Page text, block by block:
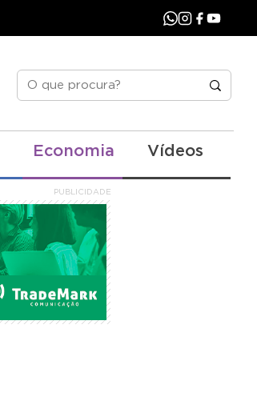
Economia Vídeos
PUBLICIDADE